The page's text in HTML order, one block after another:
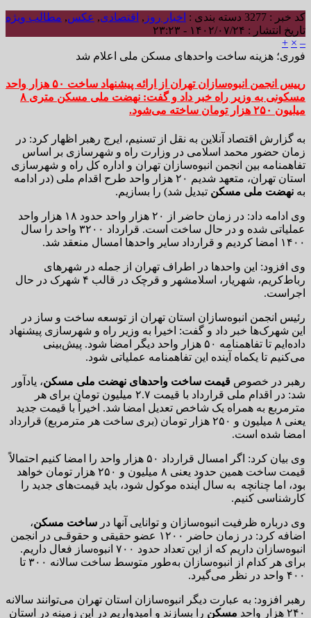
کد خبر : 3277 دسته بندی : اخبار روز , اقتصادی, عکس, مطالب ویژه
تاریخ انتشار : ۱۴۰۲/۰۷/۲۴ - ۲۳:۲۳
–
×
+
فوری؛ هزینه ساخت واحدهای مسکن ملی اعلام شد
رییس انجمن انبوه‌سازان تهران از ارائه پیشنهاد ساخت ۵۰ هزار واحد
مسکونی به وزیر راه خبر داد و گفت:‌ نهضت ملی مسکن متری ۸
میلیون ۲۵۰ هزار تومان ساخته می‌شود.
به گزارش اقتصاد آنلاین به نقل از تسنیم، ایرج رهبر اظهار کرد:‌ در
زمان حضور محمد اسلامی در وزارت راه و شهرسازی بر اساس
تفاهمنامه بین انجمن انبوه‌سازان تهران و اداره کل راه و شهرسازی
استان تهران، متعهد شدیم ۲۰ هزار واحد طرح اقدام ملی (در ادامه
به نهضت ملی مسکن تبدیل شد) را بسازیم.
وی ادامه داد:‌ در زمان حاضر از ۲۰ هزار واحد حدود ۱۸ هزار واحد
عملیاتی شده و در حال ساخت است. قرارداد ۳۲۰۰ واحد را سال
۱۴۰۰ امضا کردیم و قرارداد سایر واحدها امسال منعقد شد.
وی افزود:‌ این واحدها در اطراف تهران از جمله در شهرهای
رباط‌کریم، شهریار، اسلامشهر و قرچک در قالب ۴ شهرک در حال
اجراست.
رئیس انجمن انبوه‌سازان استان تهران از توسعه ساخت و ساز در
این شهرک‌ها خبر داد و گفت: اخیرا به وزیر راه و شهرسازی پیشنهاد
داده‌ایم تا تفاهمنامه ۵۰ هزار واحد دیگر امضا شود. پیش‌بینی
می‌کنیم تا یکماه آینده این تفاهمنامه عملیاتی شود.
رهبر در خصوص قیمت ساخت واحدهای نهضت ملی مسکن، یادآور
شد: در اقدام ملی قرارداد با قیمت ۲.۷ میلیون تومان برای هر
مترمربع به همراه یک شاخص تعدیل امضا شد. اخیراً با قیمت جدید
یعنی ۸ میلیون و ۲۵۰ هزار تومان (بری ساخت هر مترمربع) قرارداد
امضا شده است.
وی بیان کرد: اگر امسال قرارداد ۵۰ هزار واحد را امضا کنیم احتمالاً
قیمت ساخت همین حدود یعنی ۸ میلیون و ۲۵۰ هزار تومان خواهد
بود، اما چنانچه به سال آینده موکول شود،‌ باید قیمت‌های جدید را
کارشناسی کنیم.
وی درباره ظرفیت انبوه‌سازان و توانایی آنها در ساخت مسکن،
اضافه کرد:‌ در زمان حاضر ۱۲۰۰ عضو حقیقی و حقوقـی در انجمن
انبوه‌سازان داریم که از این تعداد حدود ۷۰۰ انبوه‌ساز فعال داریم.
برای هر کدام از انبوه‌سازان به‌طور متوسط ساخت سالانه ۳۰۰ تا
۴۰۰ واحد در نظر می‌گیرد.
رهبر افزود:‌ به عبارت دیگر انبوه‌سازان استان تهران می‌توانند سالانه
۲۴۰ هزار واحد
مسکن را بسازند و امیدواریم در این زمینه در استان